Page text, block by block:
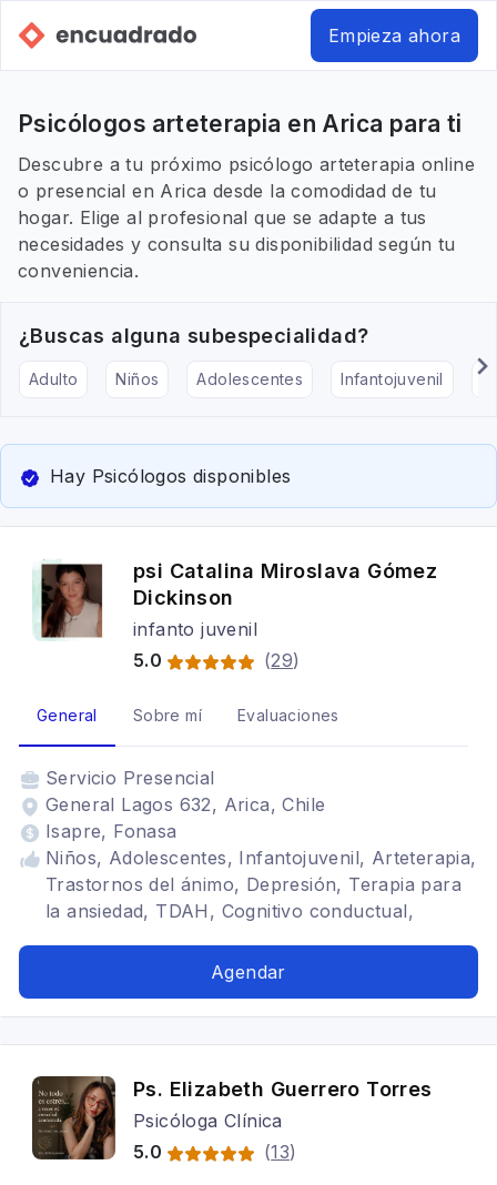
Empieza ahora
Psicólogos arteterapia en Arica para ti
Descubre a tu próximo psicólogo arteterapia online
o presencial en Arica desde la comodidad de tu
hogar. Elige al profesional que se adapte a tus
necesidades y consulta su disponibilidad según tu
conveniencia.
¿Buscas alguna subespecialidad?
Adulto Niños Adolescentes Infantojuvenil
Hay Psicólogos disponibles
psi Catalina Miroslava Gómez
Dickinson
infanto juvenil
5.0
(29)
General Sobre mí Evaluaciones
Servicio Presencial
General Lagos 632, Arica, Chile
Isapre, Fonasa
Niños, Adolescentes, Infantojuvenil, Arteterapia,
Trastornos del ánimo, Depresión, Terapia para
la ansiedad, TDAH, Cognitivo conductual,
postraumático, Trastornos de la personalidad
Agendar
Ps. Elizabeth Guerrero Torres
Psicóloga Clínica
5.0
(13)